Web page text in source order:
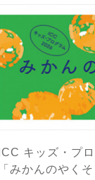
ICC キッズ・プ
「みかんのやく